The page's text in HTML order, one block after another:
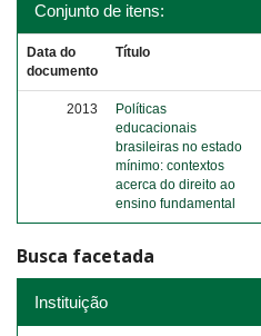
Conjunto de itens:
Data do
documento
Título
2013
Políticas
educacionais
brasileiras no estado
mínimo: contextos
acerca do direito ao
ensino fundamental
Busca facetada
Instituição